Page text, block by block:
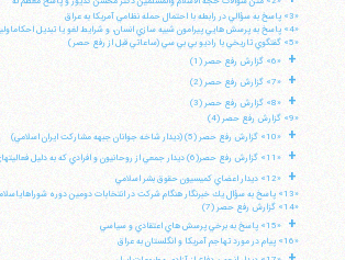
«3» پاسخ به سؤالي در رابطه با احتمال حمله نظامي آمريكا به عراق
«4» پاسخ به پرسش هايي پيرامون شبيه سازي انسان، و شرايط لغو يا تبديل احكاماوليه اسلام
«5» گفتگوي تاريخي با راديو بي بي سي (ساعاتي قبل از رفع حصر)
+ «6» گزارش رفع حصر (1)
+ «7» گزارش رفع حصر (2)
+
«8» گزارش رفع حصر (3)
«9» گزارش رفع حصر (4)
+ «10» گزارش رفع حصر (5) (ديدار شاخه جوانان جبهه مشاركت ايران اسلامي)
+ «11» گزارش رفع حصر(6) ديدار جمعي از روحانيون و افرادي كه به دليل فعاليتهاي سياسي زنداني شده بودند.
+
«12» ديدار اعضاي كميسيون حقوق بشر اسلامي
«13» پاسخ به سؤال يك خبرنگار هنگام شركت در انتخابات دومين دوره شوراهاياسلامي شهر و روستا
«14» گزارش رفع حصر (7)
+
«15» پاسخ به برخي پرسش هاي اعتقادي و سياسي
«16» پيام در مورد تهاجم آمريكا و انگلستان به عراق